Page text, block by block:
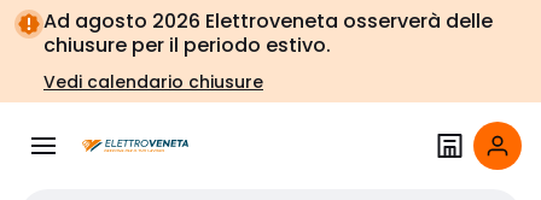
Vai alla
navigazione
Vai
alla
pagina
Ad agosto 2026 Elettroveneta osserverà delle
chiusure per il periodo estivo.
Vedi calendario chiusure